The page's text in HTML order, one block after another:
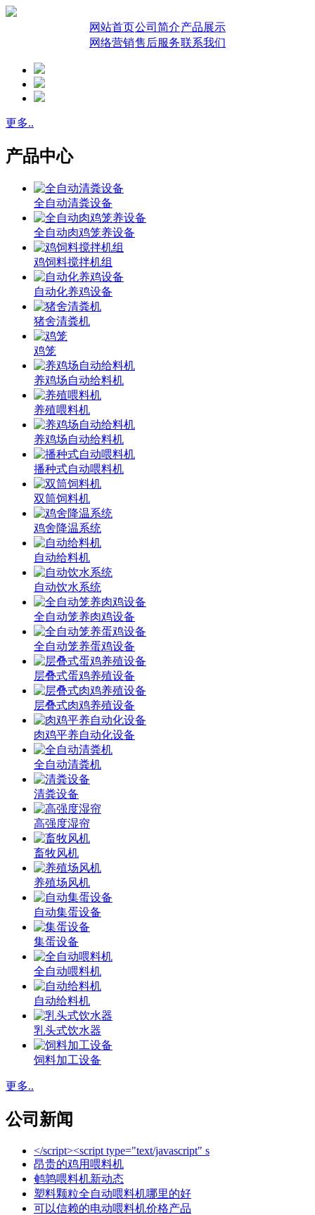
网站首页公司简介产品展示
网络营销售后服务联系我们
更多..
产品中心
全自动清粪设备
全自动肉鸡笼养设备
鸡饲料搅拌机组
自动化养鸡设备
猪舍清粪机
鸡笼
养鸡场自动给料机
养殖喂料机
养鸡场自动给料机
播种式自动喂料机
双筒饲料机
鸡舍降温系统
自动给料机
自动饮水系统
全自动笼养肉鸡设备
全自动笼养蛋鸡设备
层叠式蛋鸡养殖设备
层叠式肉鸡养殖设备
肉鸡平养自动化设备
全自动清粪机
清粪设备
高强度湿帘
畜牧风机
养殖场风机
自动集蛋设备
集蛋设备
全自动喂料机
自动给料机
乳头式饮水器
饲料加工设备
更多..
公司新闻
</script><script type="text/javascript" s
昂贵的鸡用喂料机
鹌鹑喂料机新动态
塑料颗粒全自动喂料机哪里的好
可以信赖的电动喂料机价格产品